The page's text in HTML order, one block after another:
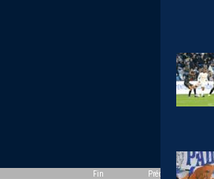
Fin Préd
Pts